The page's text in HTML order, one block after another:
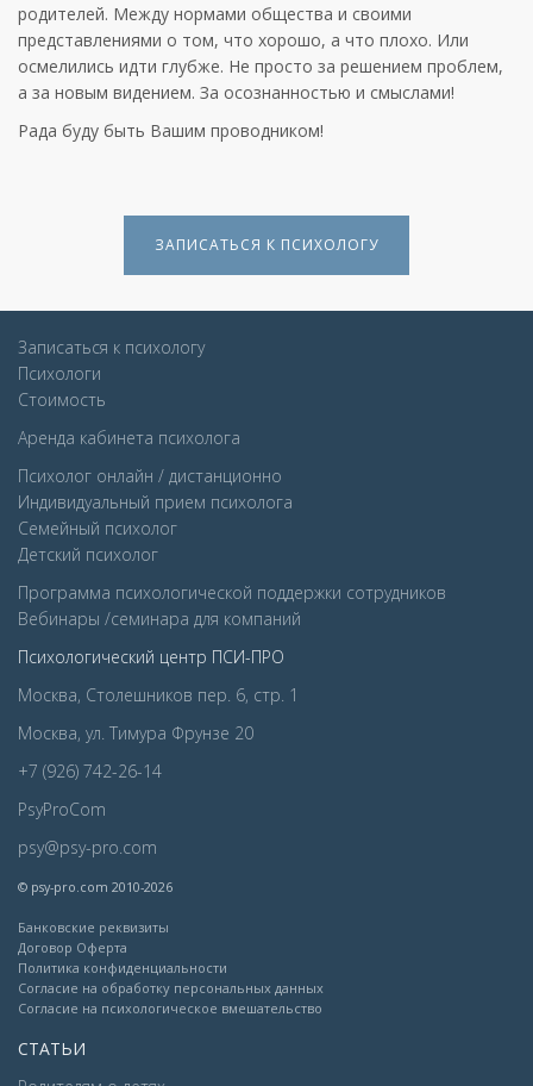
родителей. Между нормами общества и своими
представлениями о том, что хорошо, а что плохо. Или
осмелились идти глубже. Не просто за решением проблем,
а за новым видением. За осознанностью и смыслами!
Рада буду быть Вашим проводником!
ЗАПИСАТЬСЯ К ПСИХОЛОГУ
Записаться к психологу
Психологи
Стоимость
Аренда кабинета психолога
Психолог онлайн / дистанционно
Индивидуальный прием психолога
Семейный психолог
Детcкий психолог
Программа психологической поддержки сотрудников
Вебинары /семинара для компаний
Психологический центр ПСИ-ПРО
Москва, Столешников пер. 6, стр. 1
Москва, ул. Тимура Фрунзе 20
+7 (926) 742-26-14
PsyProCom
psy@psy-pro.com
© psy-pro.com 2010-2026
Банковские реквизиты
Договор Оферта
Политика конфиденциальности
Согласие на обработку персональных данных
Согласие на психологическое вмешательство
СТАТЬИ